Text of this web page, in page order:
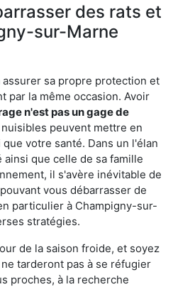
des rats et
sur-Marne
sa propre protection et
par la même occasion. Avoir
n'est pas un gage de
nuisibles peuvent mettre en
votre santé. Dans un l'élan
que celle de sa famille
il s'avère inévitable de
vous débarrasser de
particulier à Champigny-sur-
stratégies.
de la saison froide, et soyez
tarderont pas à se réfugier
proches, à la recherche